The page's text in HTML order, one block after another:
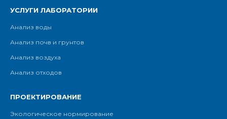
УСЛУГИ ЛАБОРАТОРИИ
Анализ воды
Анализ почв и грунтов
Анализ воздуха
Анализ отходов
ПРОЕКТИРОВАНИЕ
Экологическое нормирование